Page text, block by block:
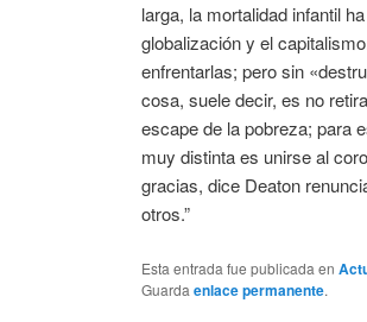
larga, la mortalidad infantil
globalización y el
enfrentarlas; pero sin
cosa, suele decir, es no
escape de la pobreza; para
muy distinta es unirse al
gracias, dice Deaton
otros.”
Esta entrada fue publicada en
Guarda enlace permanente.